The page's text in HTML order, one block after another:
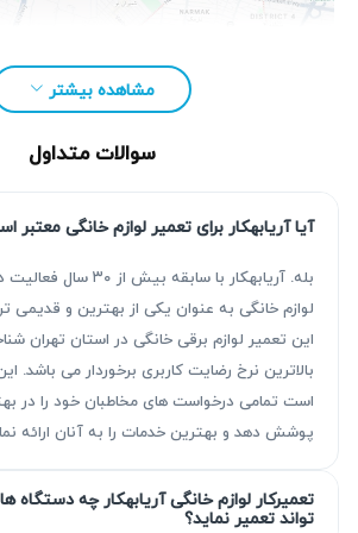
مزیت‌ آریابهکار برای تعمیر
قرچک
با بیش از ۳۰ سال تجربه در تعمیر
نتیجه‌ای قابل اتکا به مشتریان ارائه
مشاهده بیشتر
سوالات متداول
آیا آریابهکار برای تعمیر لوازم خانگی معتبر
بله. آریابهکار با سابقه
لوازم خانگی به عنوان یکی از بهترین و قدیمی
این تعمیر لوازم برقی خانگی در استان تهران
بالاترین نرخ رضایت کاربری برخوردار می باشد.
است تمامی درخواست های مخاطبان خود را در
پوشش دهد و بهترین خدمات را به آنان ارائه
تعمیرکار لوازم خانگی آریابهکار چه دستگاه
تواند تعمیر نماید؟